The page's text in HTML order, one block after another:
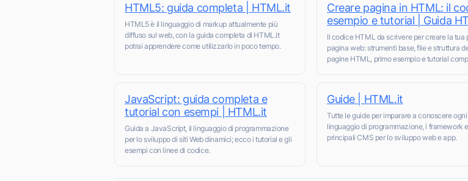
HTML5: guida completa | HTML.it
HTML5 è il linguaggio di markup attualmente più
diffuso sul web, con la guida completa di HTML.it
potrai apprendere come utilizzarlo in poco tempo.
Creare pagina in HTML: il
esempio e tutorial | Guida
Il codice HTML da scrivere per creare la tua
pagina web: strumenti base, file e struttura
pagine HTML, primo esempio e tutorial
JavaScript: guida completa e
tutorial con esempi | HTML.it
Guida a JavaScript, il linguaggio di programmazione
per lo sviluppo di siti Web dinamici; ecco i tutorial e gli
esempi con linee di codice.
Guide | HTML.it
Tutte le guide per imparare a conoscere ogni
linguaggio di programmazione, i framework
principali CMS per lo sviluppo web e app.